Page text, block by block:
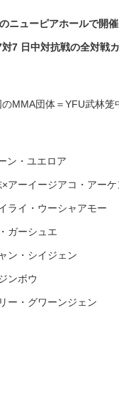
ニューピアホールで開
7 日中対抗戦の全対戦
MMA団体＝YFU武林笼
ン・ユエロア
アーイージアコ・アー
ライ・ウーシャアモー
ガーシュエ
ン・シイジェン
ンボウ
ー・グワーンジェン